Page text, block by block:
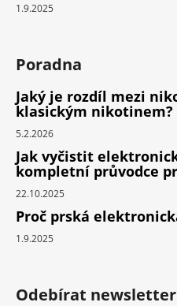
1.9.2025
Poradna
Jaký je rozdíl mezi
klasickým nikotinem?
5.2.2026
Jak vyčistit
kompletní průvodce
22.10.2025
Proč prská
1.9.2025
Odebírat newsletter